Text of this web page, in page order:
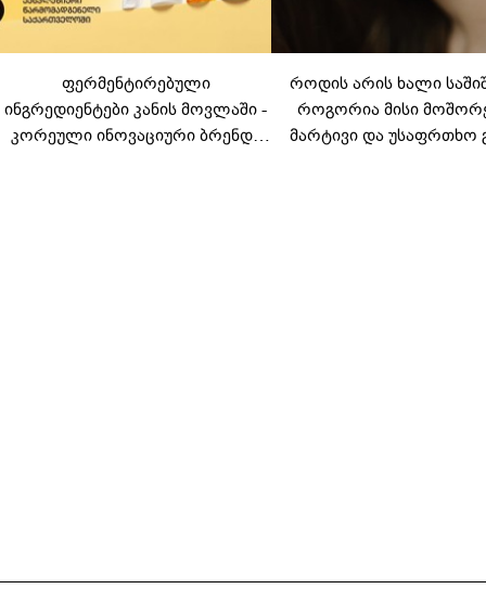
ფერმენტირებული
ინგრედიენტები კანის მოვლაში -
კორეული ინოვაციური ბრენდი
როდის არის ხალი
როგორია მისი
მარტივი და უსაფრთხო